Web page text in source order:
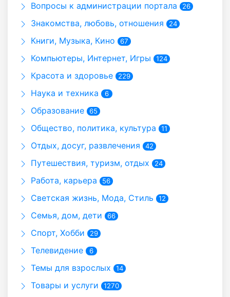
Вопросы к администрации портала 26
Знакомства, любовь, отношения 24
Книги, Музыка, Кино 67
Компьютеры, Интернет, Игры 124
Красота и здоровье 229
Наука и техника 6
Образование 65
Общество, политика, культура 11
Отдых, досуг, развлечения 42
Путешествия, туризм, отдых 24
Работа, карьера 56
Светская жизнь, Мода, Стиль 12
Семья, дом, дети 66
Спорт, Хобби 29
Телевидение 6
Темы для взрослых 14
Товары и услуги 1270